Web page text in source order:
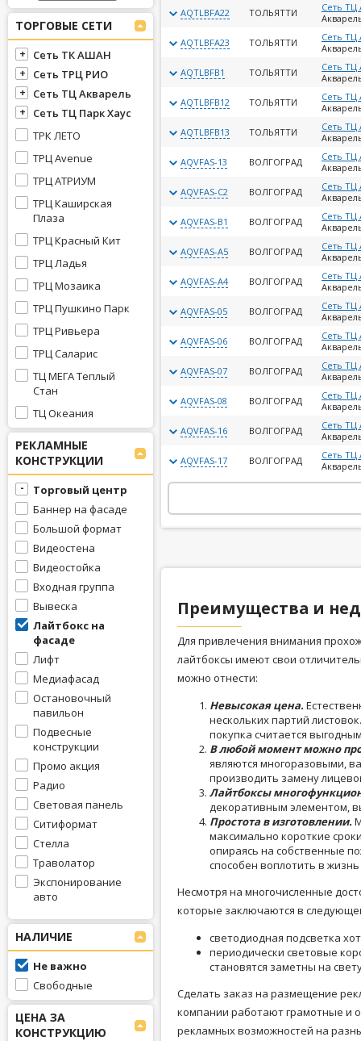
ТОРГОВЫЕ СЕТИ
Сеть ТК АШАН
Сеть ТРЦ РИО
Сеть ТЦ Акварель
Сеть ТЦ Парк Хаус
ТРК ЛЕТО
ТРЦ Avenue
ТРЦ АТРИУМ
ТРЦ Каширская
Плаза
ТРЦ Красный Кит
ТРЦ Ладья
ТРЦ Мозаика
ТРЦ Пушкино Парк
ТРЦ Ривьера
ТРЦ Саларис
ТЦ МЕГА Теплый
Стан
ТЦ Океания
РЕКЛАМНЫЕ
КОНСТРУКЦИИ
Торговый центр
Баннер на фасаде
Большой формат
Видеостена
Видеостойка
Входная группа
Вывеска
Лайтбокс на
фасаде
Лифт
Медиафасад
Остановочный
павильон
Подвесные
конструкции
Промо акция
Радио
Световая панель
Ситиформат
Стелла
Траволатор
Экспонирование
авто
НАЛИЧИЕ
Не важно
Свободные
ЦЕНА ЗА
КОНСТРУКЦИЮ
AQTLBFA22
ТОЛЬЯТТИ
Сеть ТЦ
AQTLBFA23
ТОЛЬЯТТИ
Сеть ТЦ
AQTLBFB1
ТОЛЬЯТТИ
Сеть ТЦ
AQTLBFB12
ТОЛЬЯТТИ
Сеть ТЦ
AQTLBFB13
ТОЛЬЯТТИ
Сеть ТЦ
AQVFAS-13
ВОЛГОГРАД
Сеть ТЦ
AQVFAS-C2
ВОЛГОГРАД
Сеть ТЦ
AQVFAS-B1
ВОЛГОГРАД
Сеть ТЦ
AQVFAS-A5
ВОЛГОГРАД
Сеть ТЦ
AQVFAS-A4
ВОЛГОГРАД
Сеть ТЦ
AQVFAS-05
ВОЛГОГРАД
Сеть ТЦ
AQVFAS-06
ВОЛГОГРАД
Сеть ТЦ
AQVFAS-07
ВОЛГОГРАД
Сеть ТЦ
AQVFAS-08
ВОЛГОГРАД
Сеть ТЦ
AQVFAS-16
ВОЛГОГРАД
Сеть ТЦ
AQVFAS-17
ВОЛГОГРАД
Сеть ТЦ
Преимущества и
Для привлечения внимания
лайтбоксы имеют свои
можно отнести:
Невысокая цена.
нескольких партий
покупка считается
В любой момент можно
являются многоразовыми,
производить замену
Лайтбоксы
декоративным элементом,
Простота в изготовлении.
максимально короткие
опираясь на собственные
способен воплотить в
Несмотря на многочисленные
которые заключаются в
светодиодная подсветка
периодически световые
становятся заметны на
Сделать заказ на размещение
компании работают грамотные и
рекламных возможностей на